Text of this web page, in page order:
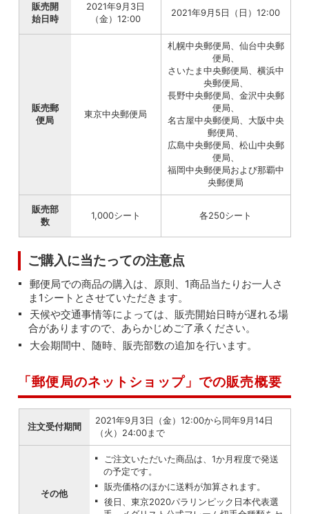
販売開
始日時
2021年9月3日
（金）12:00
2021年9月5日（日）12:00
販売郵
便局
東京中央郵便局
札幌中央郵便局、仙台中央郵
便局、
さいたま中央郵便局、横浜中
央郵便局、
長野中央郵便局、金沢中央郵
便局、
名古屋中央郵便局、大阪中央
郵便局、
広島中央郵便局、松山中央郵
便局、
福岡中央郵便局および那覇中
央郵便局
販売部
数
1,000シート 各250シート
ご購入に当たっての注意点
郵便局での商品の購入は、原則、1商品当たりお一人さ
ま1シートとさせていただきます。
天候や交通事情等によっては、販売開始日時が遅れる場
合がありますので、あらかじめご了承ください。
大会期間中、随時、販売部数の追加を行います。
「郵便局のネットショップ」での販売概要
注文受付期間
2021年9月3日（金）12:00から同年9月14日
（火）24:00まで
その他
ご注文いただいた商品は、1か月程度で発送
の予定です。
販売価格のほかに送料が加算されます。
後日、東京2020パラリンピック日本代表選